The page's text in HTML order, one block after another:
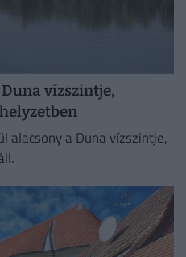
vízszintje,
alacsony a Duna vízszintje,